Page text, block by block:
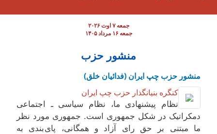
جمعه ۷ اوت ۲۰۲۶
جمعه ۱۶ مرداد ۱۴۰۵
منشور حزب
منشور حزب چپ ایران (فدائیان خلق)
کنگره بنیانگذار حزب چپ ایران
نظام پیشنهادی ما، نظام سیاسی ـ اجتماعی
دمکراتیک در شکل جمهوری است. جمهوری مورد نظر
ما مبتنی بر حق رای آزاد و همگانی، پای بندی به